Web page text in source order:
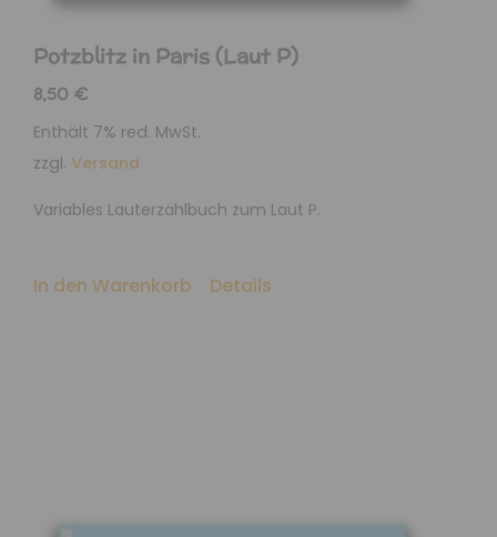
Potzblitz in Paris (Laut P)
8,50 €
Enthält 7% red. MwSt.
zzgl. Versand
Variables Lauterzählbuch zum Laut P.
In den Warenkorb Details